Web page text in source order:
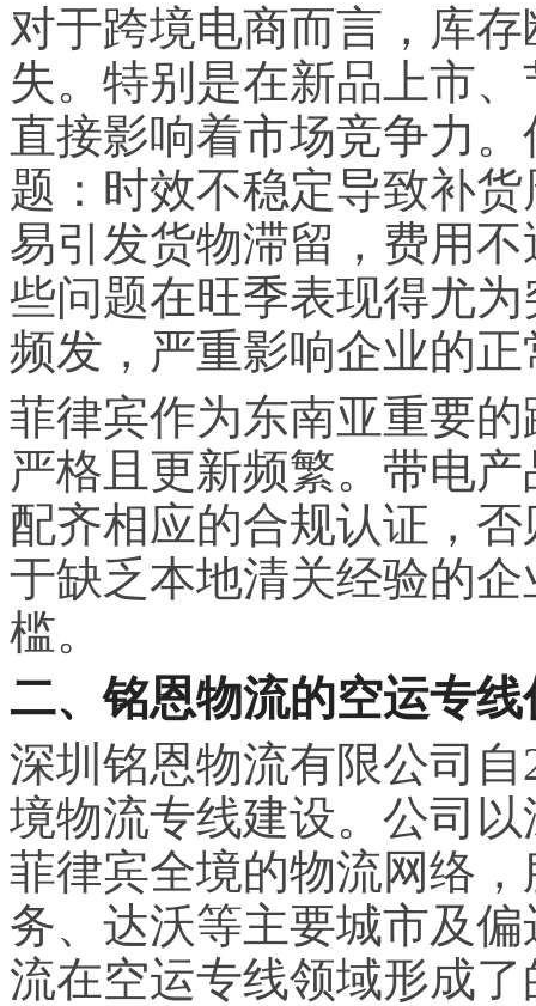
对于跨境电商而言，库
失。特别是在新品上市
直接影响着市场竞争力
题：时效不稳定导致补
易引发货物滞留，费用
些问题在旺季表现得尤
频发，严重影响企业的
菲律宾作为东南亚重要
严格且更新频繁。带电
配齐相应的合规认证，
于缺乏本地清关经验的
槛。
二、铭恩物流的空运专线
深圳铭恩物流有限公司
境物流专线建设。公司
菲律宾全境的物流网络
务、达沃等主要城市及
流在空运专线领域形成